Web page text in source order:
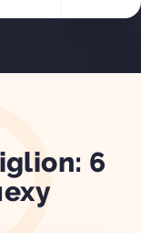
6